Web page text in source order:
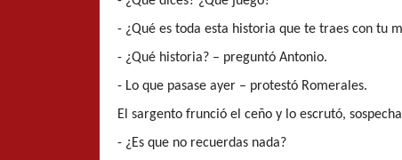
- ¿Qué es toda esta historia que te traes con tu
- ¿Qué historia? – preguntó Antonio.
- Lo que pasase ayer – protestó Romerales.
El sargento frunció el ceño y lo escrutó,
- ¿Es que no recuerdas nada?